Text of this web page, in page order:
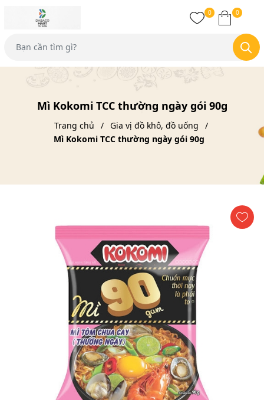
0 0
Mì Kokomi TCC thường ngày gói 90g
Trang chủ
Gia vị đồ khô, đồ uống
Mì Kokomi TCC thường ngày gói 90g